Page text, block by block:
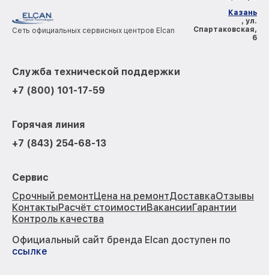
Сеть официальных сервисных центров Elcan
Казань
, ул.
Спартаковская,
6
Служба технической поддержки
+7 (800) 101-17-59
Горячая линия
+7 (843) 254-68-13
Сервис
Срочный ремонтЦена на ремонтДоставкаОтзывы
КонтактыРасчёт стоимостиВакансииГарантии
Контроль качества
Официальный сайт бренда Elcan доступен по
ссылке